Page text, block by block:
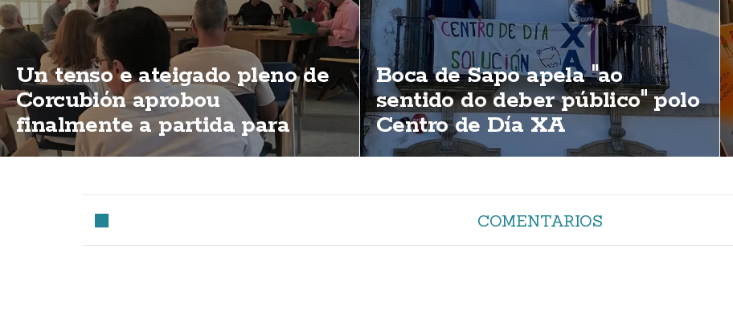
Un tenso e ateigado pleno de
Corcubión aprobou
finalmente a partida para
permitir a apertura do Centro
Boca de Sapo apela "ao
sentido do deber público" polo
Centro de Día XA
COMENTARIOS